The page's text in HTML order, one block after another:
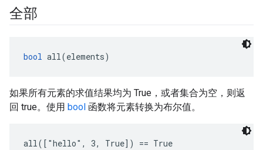
全部
bool all(elements)
如果所有元素的求值结果均为 True，或者集合为空，则返
回 true。使用 bool 函数将元素转换为布尔值。
all(["hello", 3, True]) == True